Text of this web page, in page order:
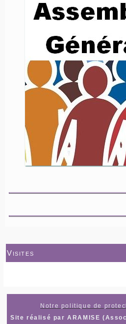
Retrouvez ici les
de nos précédentes
générales :
2021, en visio-
2019, à Lyon
2018, à Paris
Visites
Notre politique de
Site réalisé par ARAMISE